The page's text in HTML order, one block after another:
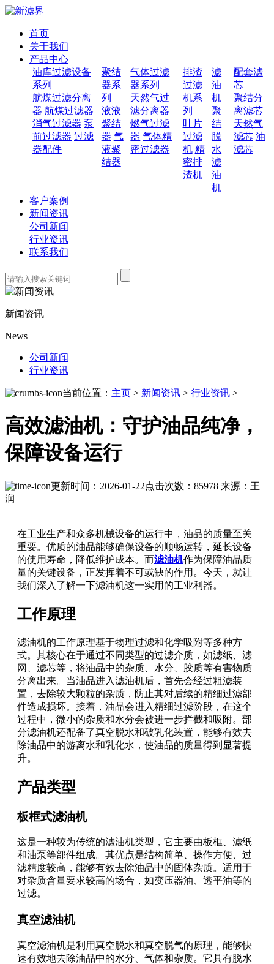
首页
关于我们
产品中心
油库过滤设备
系列
航煤过滤分离
器 航煤过滤器
消气过滤器 泵
前过滤器 过滤
器配件
聚结
器系
列
液液
聚结
器 气
液聚
结器
气体过滤
器系列
天然气过
滤分离器
燃气过滤
器 气体精
密过滤器
排渣
过滤
机系
列
叶片
过滤
机 精
密排
渣机
滤
油
机
聚
结
脱
水
滤
油
机
配套滤
芯
聚结分
离滤芯
天然气
滤芯 油
滤芯
客户案例
新闻资讯
公司新闻
行业资讯
联系我们
新闻资讯
News
公司新闻
行业资讯
当前位置： 主页 > 新闻资讯 > 行业资讯 >
高效滤油机：守护油品纯净，
保障设备运行
更新时间：2026-01-22点击次数：85978 来源：王
润
在工业生产和众多机械设备的运行中，油品的质量至关
重要。优质的油品能够确保设备的顺畅运转，延长设备
的使用寿命，降低维护成本。而滤油机作为保障油品质
量的关键设备，正发挥着不可或缺的作用。今天，就让
我们深入了解一下滤油机这一实用的工业利器。
工作原理
滤油机的工作原理基于物理过滤和化学吸附等多种方
式。其核心在于通过不同类型的过滤介质，如滤纸、滤
网、滤芯等，将油品中的杂质、水分、胶质等有害物质
分离出来。当油品进入滤油机后，首先会经过粗滤装
置，去除较大颗粒的杂质，防止其对后续的精细过滤部
件造成损坏。接着，油品会进入精细过滤阶段，在这个
过程中，微小的杂质和水分会被进一步拦截和吸附。部
分滤油机还配备了真空脱水和破乳化装置，能够有效去
除油品中的游离水和乳化水，使油品的质量得到显著提
升。
产品类型
板框式滤油机
这是一种较为传统的滤油机类型，它主要由板框、滤纸
和油泵等部件组成。其优点是结构简单、操作方便、过
滤精度较高，能够有效去除油品中的固体杂质。适用于
对杂质含量要求较高的场合，如变压器油、透平油等的
过滤。
真空滤油机
真空滤油机是利用真空脱水和真空脱气的原理，能够快
速有效地去除油品中的水分、气体和杂质。它具有脱水